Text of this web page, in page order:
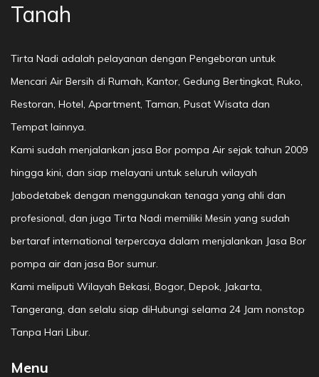
Tanah
Tirta Nadi adalah pelayanan dengan Pengeboran untuk
Mencari Air Bersih di Rumah, Kantor, Gedung Bertingkat, Ruko,
Restoran, Hotel, Apartment, Taman, Pusat Wisata dan
Tempat lainnya.
Kami sudah menjalankan jasa Bor pompa Air sejak tahun 2009
hingga kini, dan siap melayani untuk seluruh wilayah
Jabodetabek dengan menggunakan tenaga yang ahli dan
profesional, dan juga Tirta Nadi memiliki Mesin yang sudah
bertaraf international terpercaya dalam menjalankan Jasa Bor
pompa air dan jasa Bor sumur.
Kami meliputi Wilayah Bekasi, Bogor, Depok, Jakarta,
Tangerang, dan selalu siap diHubungi selama 24 Jam nonstop
Tanpa Hari Libur.
Menu